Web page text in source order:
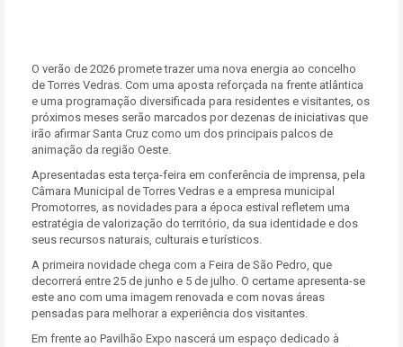
O verão de 2026 promete trazer uma nova energia ao concelho
de Torres Vedras. Com uma aposta reforçada na frente atlântica
e uma programação diversificada para residentes e visitantes, os
próximos meses serão marcados por dezenas de iniciativas que
irão afirmar Santa Cruz como um dos principais palcos de
animação da região Oeste.
Apresentadas esta terça-feira em conferência de imprensa, pela
Câmara Municipal de Torres Vedras e a empresa municipal
Promotorres, as novidades para a época estival refletem uma
estratégia de valorização do território, da sua identidade e dos
seus recursos naturais, culturais e turísticos.
A primeira novidade chega com a Feira de São Pedro, que
decorrerá entre 25 de junho e 5 de julho. O certame apresenta-se
este ano com uma imagem renovada e com novas áreas
pensadas para melhorar a experiência dos visitantes.
Em frente ao Pavilhão Expo nascerá um espaço dedicado à